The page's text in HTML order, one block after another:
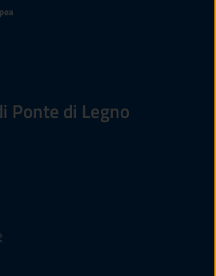
Ponte di Legno